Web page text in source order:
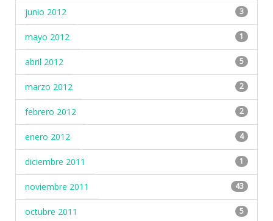
junio 2012 3
mayo 2012 1
abril 2012 5
marzo 2012 2
febrero 2012 2
enero 2012 4
diciembre 2011 1
noviembre 2011 43
octubre 2011 5